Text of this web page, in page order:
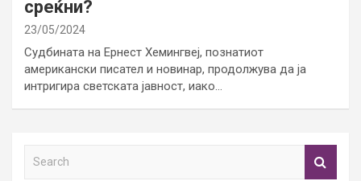
среќни?
23/05/2024
Судбината на Ернест Хемингвеј, познатиот
американски писател и новинар, продолжува да ја
интригира светската јавност, иако…